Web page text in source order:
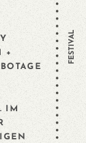
+
IM
FESTIVAL